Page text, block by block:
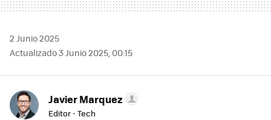
2 Junio 2025
Actualizado 3 Junio 2025, 00:15
Javier Marquez
Editor - Tech